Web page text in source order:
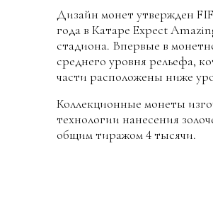
Дизайн монет утвержден
года в Катаре Expect
стадиона. Впервые в
среднего уровня рельефа,
части расположены ниже
Коллекционные монеты
технологии нанесения
общим тиражом 4 тысячи.